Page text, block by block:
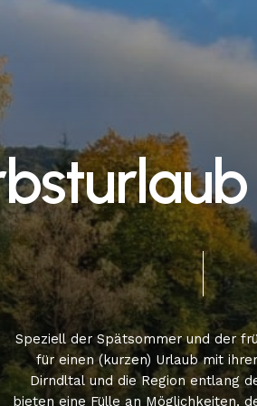
bsturlaub
Speziell der Spätsommer und der
für einen (kurzen) Urlaub mit
Dirndltal und die Region entlang
bieten eine Fülle an Möglichkeiten,